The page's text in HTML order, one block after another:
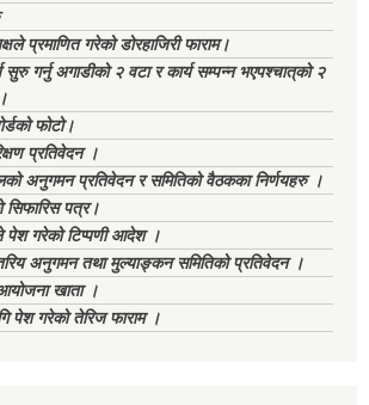
प्रमाणित गरेको डोरहाजिरी फाराम।
सुरु गर्नु अगाडीको २ वटा र कार्य सम्पन्न भएपश्चात्‌को २
फोटो।
प्रतिवेदन ।
अनुगमन प्रतिवेदन र समितिको वैठकका निर्णयहरु ।
सिफारिस पत्र।
पेश गरेको टिप्पणी आदेश ।
अनुगमन तथा मुल्याङ्कन समितिको प्रतिवेदन ।
खाता ।
पेश गरेको तेरिज फाराम ।